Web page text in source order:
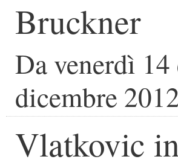
Bruckner
Davenerdì
dicembre
Vlatkovic